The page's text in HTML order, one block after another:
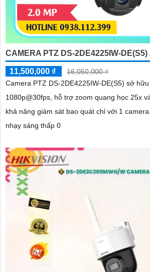
CAMERA PTZ DS-2DE4225IW-DE(S5)
11,500,000 ₫
16,050,000 ₫
Camera PTZ DS-2DE4225IW-DE(S5) sở
1080p@30fps, hỗ trợ zoom quang học 25x
khả năng giám sát bao quát chỉ với 1 camera. Ngoài ra với độ
nhạy sáng thấp 0